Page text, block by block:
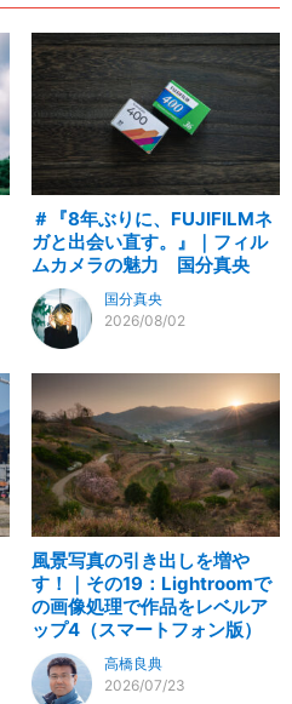
＃『8年ぶりに、FUJIFILMネ
ガと出会い直す。』｜フィル
ムカメラの魅力 国分真央
国分真央
2026/08/02
風景写真の引き出しを増や
す！｜その19：Lightroomで
の画像処理で作品をレベルア
ップ4（スマートフォン版）
高橋良典
2026/07/23